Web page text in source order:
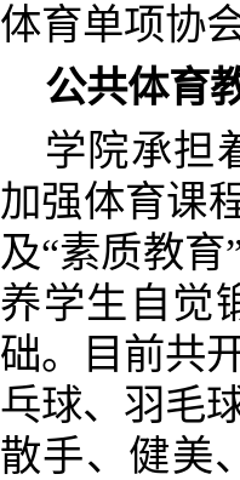
体育单项协
公共体育
学院承担
加强体育课
及“素质教
养学生自觉
础。目前共
乓球、羽毛
散手、健美